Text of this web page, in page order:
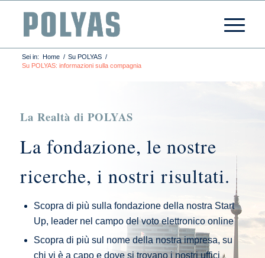
Sei in: Home / Su POLYAS /
Su POLYAS: informazioni sulla compagnia
La Realtà di POLYAS
La fondazione, le nostre
ricerche, i nostri risultati.
Scopra di più sulla fondazione della nostra Start
Up, leader nel campo del voto elettronico online
Scopra di più sul nome della nostra impresa, su
chi vi è a capo e dove si trovano i nostri uffici